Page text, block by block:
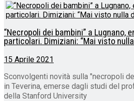
“Necropoli dei bambini” a Lugnano,
particolari. Dimiziani: “Mai visto
15 Aprile 2021
Sconvolgenti novità sulla "necropoli
in Teverina, emerse dagli studi del
della Stanford University